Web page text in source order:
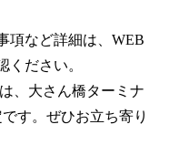
項など詳細は、WEB
ください。
、大さん橋ターミナ
す。ぜひお立ち寄り